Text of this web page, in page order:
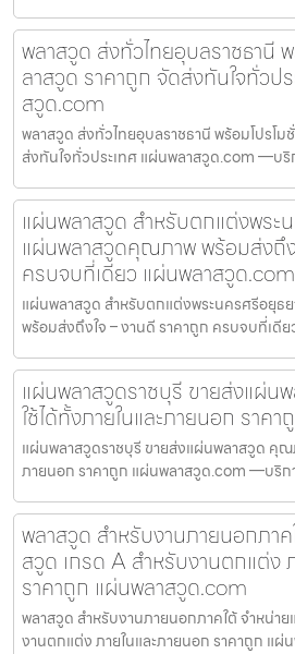
พลาสวูด ส่งทั่วไทยอุบลราชธานี
ลาสวูด ราคาถูก จัดส่งทันใจทั่วป
สวูด.com
พลาสวูด ส่งทั่วไทยอุบลราชธานี พร้อมโปรโ
ส่งทันใจทั่วประเทศ แผ่นพลาสวูด.com —บริ
แผ่นพลาสวูด สำหรับตกแต่งพระ
แผ่นพลาสวูดคุณภาพ พร้อมส่งถึง
ครบจบที่เดียว แผ่นพลาสวูด.com
แผ่นพลาสวูด สำหรับตกแต่งพระนครศรีอยุ
พร้อมส่งถึงใจ – งานดี ราคาถูก ครบจบที่เดี
แผ่นพลาสวูดราชบุรี ขายส่งแผ่
ใช้ได้ทั้งภายในและภายนอก ราค
แผ่นพลาสวูดราชบุรี ขายส่งแผ่นพลาสวูด คุณ
ภายนอก ราคาถูก แผ่นพลาสวูด.com —บริก
พลาสวูด สำหรับงานภายนอกภา
สวูด เกรด A สำหรับงานตกแต่ง
ราคาถูก แผ่นพลาสวูด.com
พลาสวูด สำหรับงานภายนอกภาคใต้ จำหน่า
งานตกแต่ง ภายในและภายนอก ราคาถูก แ